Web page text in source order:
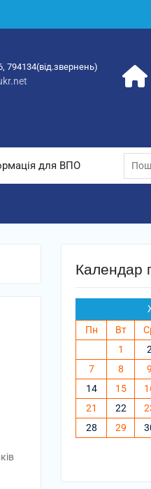
794134(від.звернень)
для ВПО
Календар
Пн
Вт
1
2
7
8 9
14
15
21
22
28
29